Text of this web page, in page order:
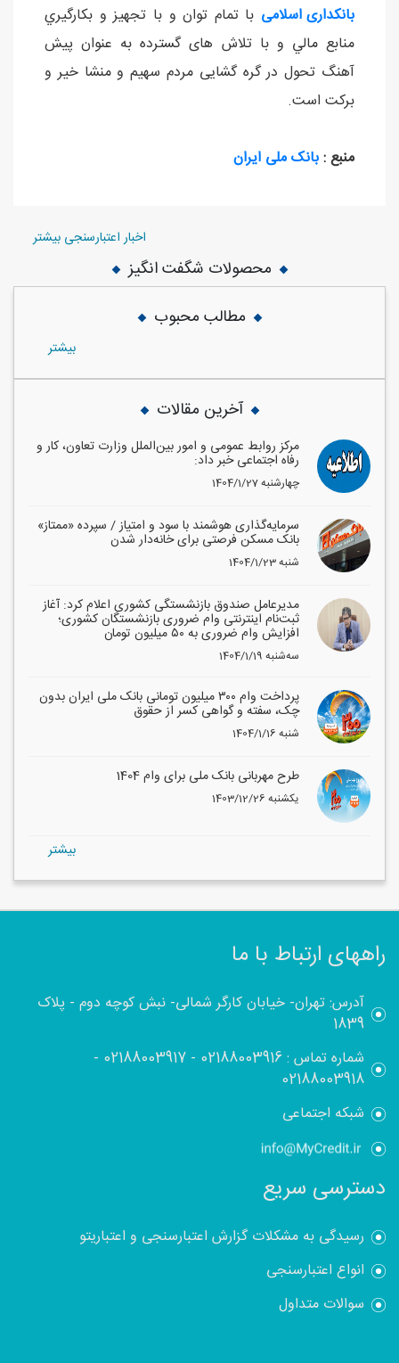
بانکداری اسلامی با تمام توان و با تجهيز و بكارگيري
منابع مالي و با تلاش های گسترده به عنوان پيش
آهنگ تحول در گره گشایی مردم سهیم و منشا خیر و
برکت است.
منبع :بانک ملی ایران
اخبار اعتبارسنجی بیشتر
محصولات شگفت انگیز
مطالب محبوب
بيشتر
آخرین مقالات
مرکز روابط عمومی و امور بین‌الملل وزارت تعاون، کار و
رفاه اجتماعی خبر داد:
1404/1/27 چهارشنبه
سرمایه‌گذاری هوشمند با سود و امتیاز / سپرده «ممتاز»
بانک مسکن فرصتی برای خانه‌دار شدن
1404/1/23 شنبه
مدیرعامل صندوق بازنشستگی کشوری اعلام کرد: آغاز
ثبت‌نام اینترنتی وام ضروری بازنشستگان کشوری؛
افزایش وام ضروری به ۵۰ میلیون تومان
1404/1/19 سه‌شنبه
پرداخت وام ۳۰۰ میلیون تومانی بانک ملی ایران بدون
چک، سفته و گواهی کسر از حقوق
1404/1/16 شنبه
طرح مهربانی بانک ملی برای وام 1404
1403/12/26 یکشنبه
بيشتر
راههای ارتباط با ما
آدرس: تهران- خیابان کارگر شمالی- نبش کوچه دوم - پلاک
1839
شماره تماس :02188003916
-
02188003917
-
02188003918
شبکه اجتماعی
دسترسی سریع
رسیدگی به مشکلات گزارش اعتبارسنجی و اعتباریتو
انواع اعتبارسنجی
سوالات متداول